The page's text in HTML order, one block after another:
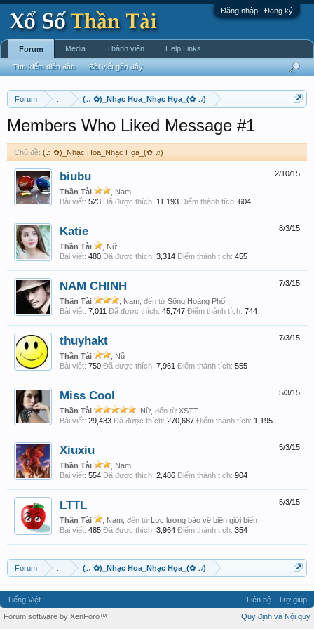
Đăng nhập | Đăng ký
Forum (♫ ✿)_Nhạc Hoa_Nhạc Họa_(✿ ♫)
Members Who Liked Message #1
Chủ đề: (♫ ✿)_Nhạc Hoa_Nhạc Họa_(✿ ♫)
2/10/15
biubu
Thần Tài
, Nam
Bài viết: 523 Đã được thích: 11,193 Điểm thành tích: 604
8/3/15
Katie
Thần Tài
, Nữ
Bài viết: 480 Đã được thích: 3,314 Điểm thành tích: 455
7/3/15
NAM CHINH
Thần Tài , Nam, đến từ Sông Hoàng Phố
Bài viết: 7,011 Đã được thích: 45,747 Điểm thành tích: 744
7/3/15
thuyhakt
Thần Tài
, Nữ
Bài viết: 750 Đã được thích: 7,961 Điểm thành tích: 555
5/3/15
Miss Cool
Thần Tài , Nữ, đến từ XSTT
Bài viết: 29,433 Đã được thích: 270,687 Điểm thành tích: 1,195
5/3/15
Xiuxiu
Thần Tài
, Nam
Bài viết: 554 Đã được thích: 2,486 Điểm thành tích: 904
5/3/15
LTTL
Thần Tài , Nam, đến từ Lực lượng bảo vệ biên giới biển
Bài viết: 485 Đã được thích: 3,964 Điểm thành tích: 354
Forum (♫ ✿)_Nhạc Hoa_Nhạc Họa_(✿ ♫)
Forum
Tìm kiếm diễn đàn Bài viết gần đây
Media Thành viên Help Links
Tiếng Việt Liên hệ
Trợ giúp
Quy định và Nội quy
Forum software by XenForo™